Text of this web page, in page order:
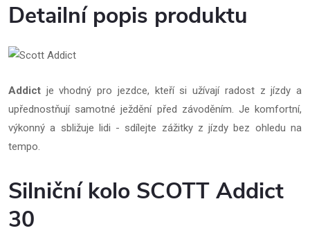
Detailní popis produktu
Addict je vhodný pro jezdce, kteří si užívají radost z jízdy a
upřednostňují samotné ježdění před závoděním. Je komfortní,
výkonný a sbližuje lidi - sdílejte zážitky z jízdy bez ohledu na
tempo.
Silniční kolo SCOTT Addict
30